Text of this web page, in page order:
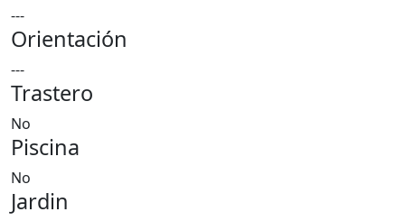
---
Orientación
---
Trastero
No
Piscina
No
Jardin